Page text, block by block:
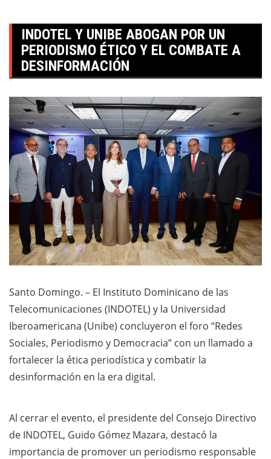
INDOTEL Y UNIBE ABOGAN POR UN
PERIODISMO ÉTICO Y EL COMBATE A
DESINFORMACIÓN
Santo Domingo. – El Instituto Dominicano de las
Telecomunicaciones (INDOTEL) y la Universidad
Iberoamericana (Unibe) concluyeron el foro “Redes
Sociales, Periodismo y Democracia” con un llamado a
fortalecer la ética periodística y combatir la
desinformación en la era digital.
Al cerrar el evento, el presidente del Consejo Directivo
de INDOTEL, Guido Gómez Mazara, destacó la
importancia de promover un periodismo responsable